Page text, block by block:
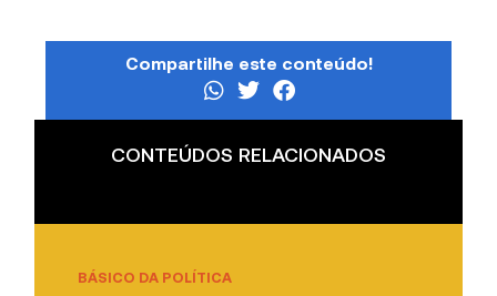
Compartilhe este conteúdo!
CONTEÚDOS RELACIONADOS
BÁSICO DA POLÍTICA